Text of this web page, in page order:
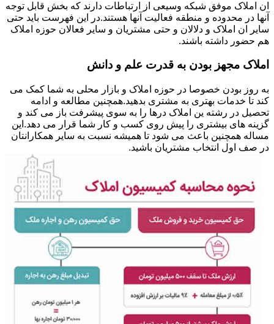
ان املاک موفق شبکه وسیعی از ارتباطات دارند که بخش قابل توجه
آنها در محدوده و منطقه فعالیت آنها هستند.در این فهرست باید حتی
سایر ان املاک و دلالان و حتی مشتریان و سایر فعالان حوزه املاک
هم حضور داشته باشند.
املاک مجهز بودن به قدرت علم و دانش
به روز بودن خصوصا در حوزه املاک و بازار محلی به شما کمک می
کند تا خدمات بهتری به مشتری بدهید.همچنین مطالعه و ادامه
تحصیل در رشته ین املاک درها را به سوی پیشرفت باز می کند و
گزینه های بیشتری را پیش روی کسب و کار شما قرار می دهد.این
مساله همچنین باعث می شود تا همیشه نسبت به سایر همکارانتان
در صف اول انتخاب مشتریان باشید.